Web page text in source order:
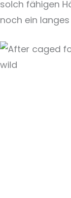
solch fähigen
noch ein